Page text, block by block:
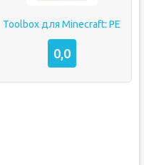
Toolbox для Minecraft: PE
0,0